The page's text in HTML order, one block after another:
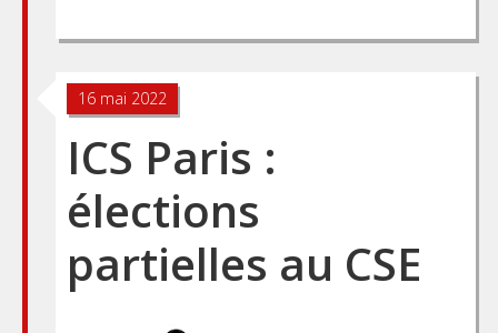
16 mai 2022
ICS Paris :
élections
partielles au CSE